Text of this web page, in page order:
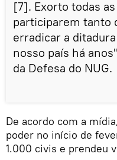
[7]. Exorto todas
participarem tanto
erradicar a
nosso país há
da Defesa do NUG.
De acordo com a
poder no início de
1.000 civis e prendeu